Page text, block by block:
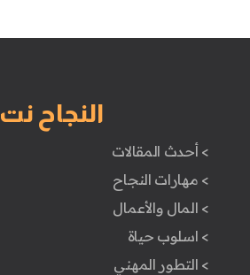
النجاح نت
> أحدث المقالات
> مهارات النجاح
> المال والأعمال
> اسلوب حياة
> التطور المهني